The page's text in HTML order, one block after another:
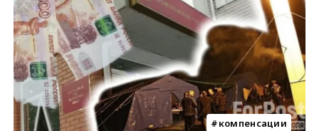
компенсации